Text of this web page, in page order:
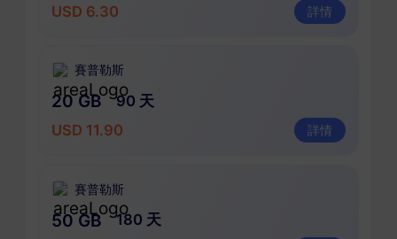
USD 6.30
詳情
賽普勒斯
20 GB
90 天
USD 11.90
詳情
賽普勒斯
50 GB
180 天